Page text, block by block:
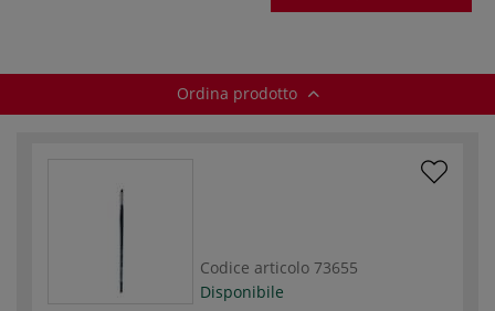
Ordina prodotto
Codice articolo 73655
Disponibile